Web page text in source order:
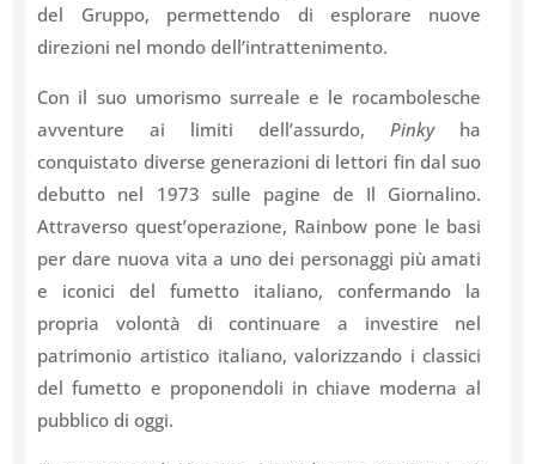
del Gruppo, permettendo di esplorare nuove
direzioni nel mondo dell’intrattenimento.
Con il suo umorismo surreale e le rocambolesche
avventure ai limiti dell’assurdo, Pinkyha
conquistato diverse generazioni di lettori fin dal suo
debutto nel 1973 sulle pagine de Il Giornalino.
Attraverso quest’operazione, Rainbow pone le basi
per dare nuova vita a uno dei personaggi più amati
e iconici del fumetto italiano, confermando la
propria volontà di continuare a investire nel
patrimonio artistico italiano, valorizzando i classici
del fumetto e proponendoli in chiave moderna al
pubblico di oggi.